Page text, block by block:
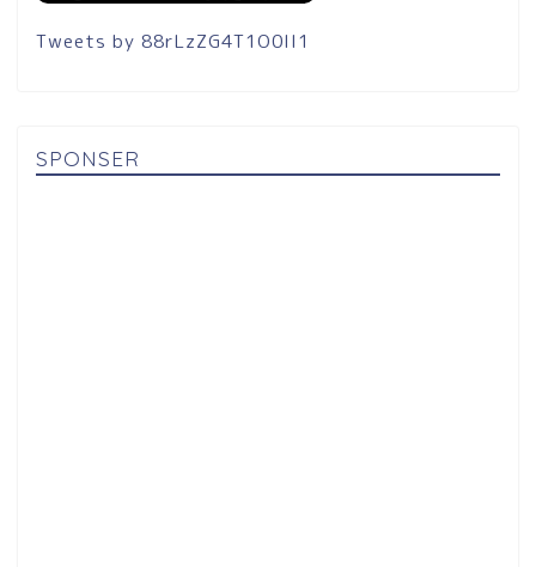
Tweets by 88rLzZG4T1O0lI1
SPONSER